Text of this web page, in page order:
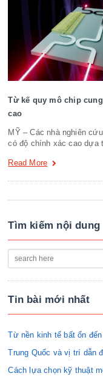
Từ kế quy mô chip
cao
MỸ – Các nhà nghiên
có độ chính xác cao dựa
Read More
Tìm kiếm nội dung
Tin bài mới nhất
Từ nền kinh tế bất ổn
Trung Quốc và vị trí dẫn
Cách lựa chọn kỹ thuật